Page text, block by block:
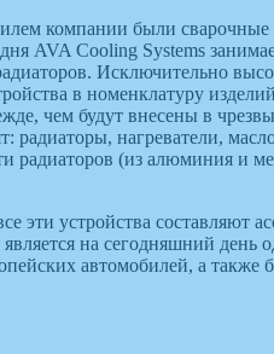
компании были сварочные
AVA Cooling Systems
Исключительно
в номенклатуру
чем будут внесены в
радиаторы, нагреватели,
радиаторов (из алюминия и
эти устройства составляют
является на сегодняшний
автомобилей, а также